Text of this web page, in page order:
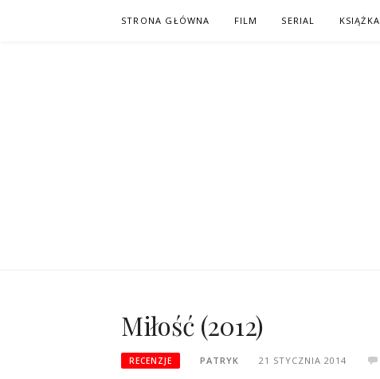
STRONA GŁÓWNA FILM SERIAL KSIĄŻKA
Miłość (2012)
RECENZJE PATRYK 21 STYCZNIA 2014